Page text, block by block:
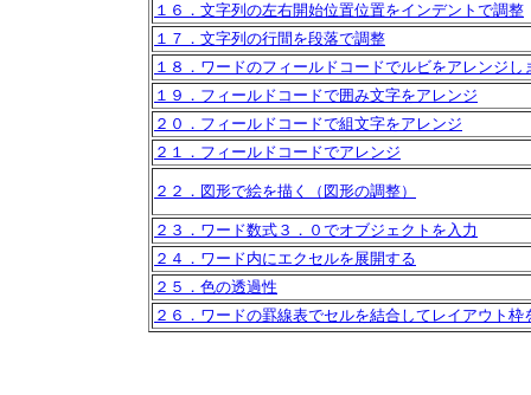
１６．文字列の左右開始位置位置をインデントで調整
１７．文字列の行間を段落で調整
１８．ワードのフィールドコードでルビをアレンジし
１９．フィールドコードで囲み文字をアレンジ
２０．フィールドコードで組文字をアレンジ
２１．フィールドコードでアレンジ
２２．図形で絵を描く（図形の調整）
２３．ワード数式３．０でオブジェクトを入力
２４．ワード内にエクセルを展開する
２５．色の透過性
２６．ワードの罫線表でセルを結合してレイアウト枠